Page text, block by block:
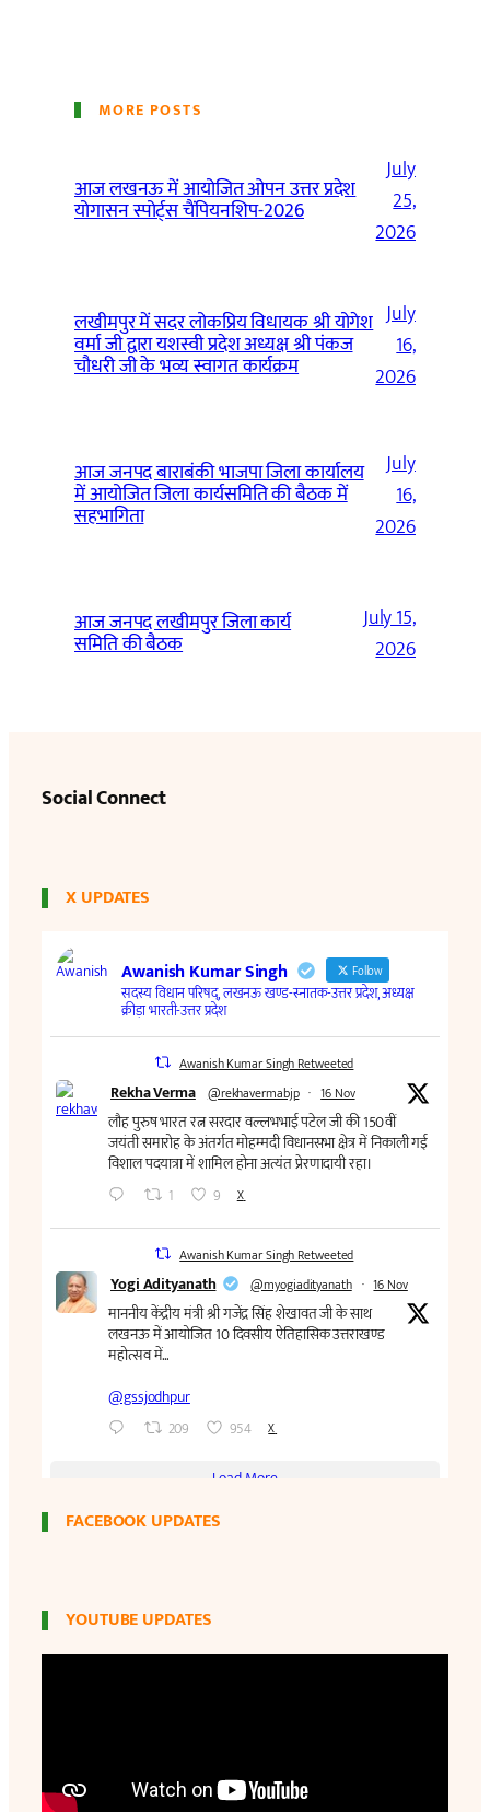
MORE POSTS
आज लखनऊ में आयोजित ओपन उत्तर प्रदेश
योगासन स्पोर्ट्स चैंपियनशिप-2026
July
25,
2026
लखीमपुर में सदर लोकप्रिय विधायक श्री योगेश
वर्मा जी द्वारा यशस्वी प्रदेश अध्यक्ष श्री पंकज
चौधरी जी के भव्य स्वागत कार्यक्रम
July
16,
2026
आज जनपद बाराबंकी भाजपा जिला कार्यालय
में आयोजित जिला कार्यसमिति की बैठक में
सहभागिता
July
16,
2026
आज जनपद लखीमपुर जिला कार्य
समिति की बैठक
July 15,
2026
Social Connect
X UPDATES
FACEBOOK UPDATES
YOUTUBE UPDATES